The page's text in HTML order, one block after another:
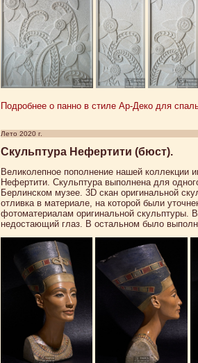
Подробнее о панно в стиле Ар-Деко для
Лето 2020 г.
Скульптура Нефертити (бюст).
Великолепное пополнение нашей коллекции
Нефертити. Скульптура выполнена для
Берлинском музее. 3D скан оригинальной
отливка в материале, на которой были
фотоматериалам оригинальной скульптуры.
недостающий глаз. В остальном было